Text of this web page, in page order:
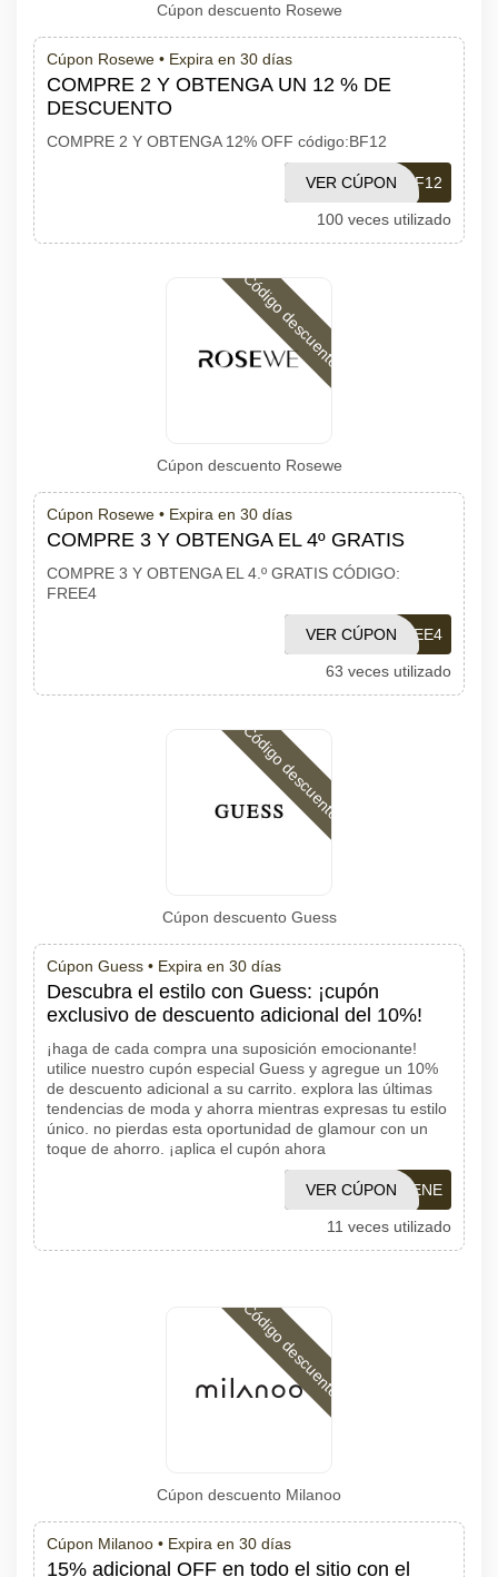
Cúpon descuento Rosewe
Cúpon Rosewe • Expira en 30 días
COMPRE 2 Y OBTENGA UN 12 % DE
DESCUENTO
COMPRE 2 Y OBTENGA 12% OFF código:BF12
BF12
VER CÚPON
100 veces utilizado
Código descuento
Cúpon descuento Rosewe
Cúpon Rosewe • Expira en 30 días
COMPRE 3 Y OBTENGA EL 4º GRATIS
COMPRE 3 Y OBTENGA EL 4.º GRATIS CÓDIGO:
FREE4
FREE4
VER CÚPON
63 veces utilizado
Código descuento
Cúpon descuento Guess
Cúpon Guess • Expira en 30 días
Descubra el estilo con Guess: ¡cupón
exclusivo de descuento adicional del 10%!
¡haga de cada compra una suposición emocionante!
utilice nuestro cupón especial Guess y agregue un 10%
de descuento adicional a su carrito. explora las últimas
tendencias de moda y ahorra mientras expresas tu estilo
único. no pierdas esta oportunidad de glamour con un
toque de ahorro. ¡aplica el cupón ahora
GUESSENE
VER CÚPON
11 veces utilizado
Código descuento
Cúpon descuento Milanoo
Cúpon Milanoo • Expira en 30 días
15% adicional OFF en todo el sitio con el